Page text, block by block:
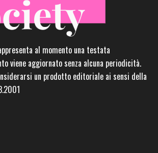
al momento una testata
viene aggiornato senza alcuna periodicità.
un prodotto editoriale ai sensi della